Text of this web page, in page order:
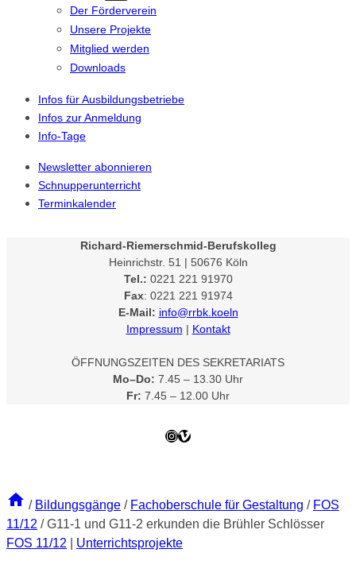
Der Förderverein
Unsere Projekte
Mitglied werden
Downloads
Infos für Ausbildungsbetriebe
Infos zur Anmeldung
Info-Tage
Newsletter abonnieren
Schnupperunterricht
Terminkalender
Richard-Riemerschmid-Berufskolleg
Heinrichstr. 51 | 50676 Köln
Tel.: 0221 221 91970
Fax: 0221 221 91974
E-Mail: info@rrbk.koeln
Impressum | Kontakt
ÖFFNUNGSZEITEN DES SEKRETARIATS
Mo–Do: 7.45 – 13.30 Uhr
Fr: 7.45 – 12.00 Uhr
Instagram
Vimeo
/ Bildungsgänge / Fachoberschule für Gestaltung / FOS
11/12 / G11-1 und G11-2 erkunden die Brühler Schlösser
FOS 11/12
Unterrichtsprojekte